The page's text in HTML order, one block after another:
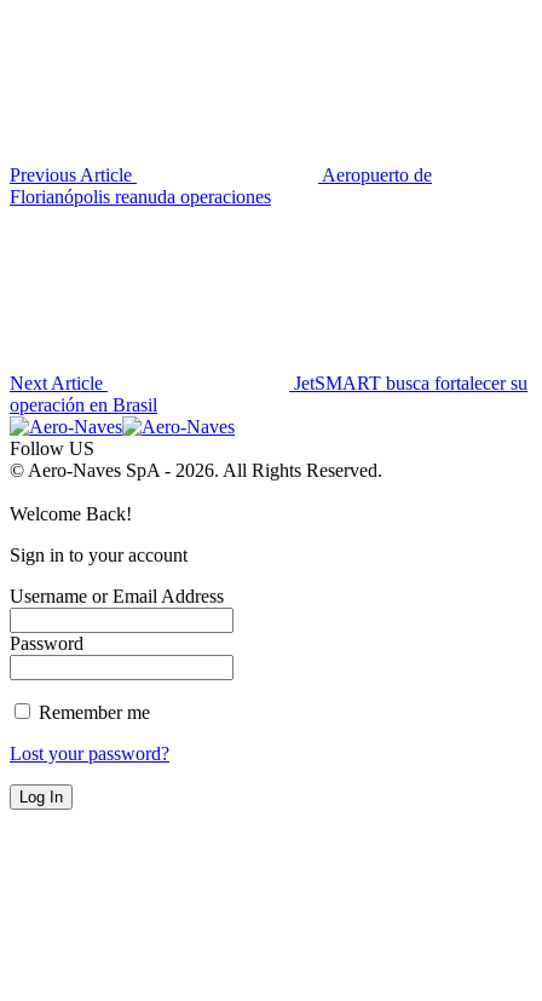
Previous Article
Aeropuerto de
Florianópolis reanuda operaciones
Next Article
JetSMART busca fortalecer su
operación en Brasil
Follow US
© Aero-Naves SpA - 2026. All Rights Reserved.
Welcome Back!
Sign in to your account
Username or Email Address
Password
Remember me
Lost your password?